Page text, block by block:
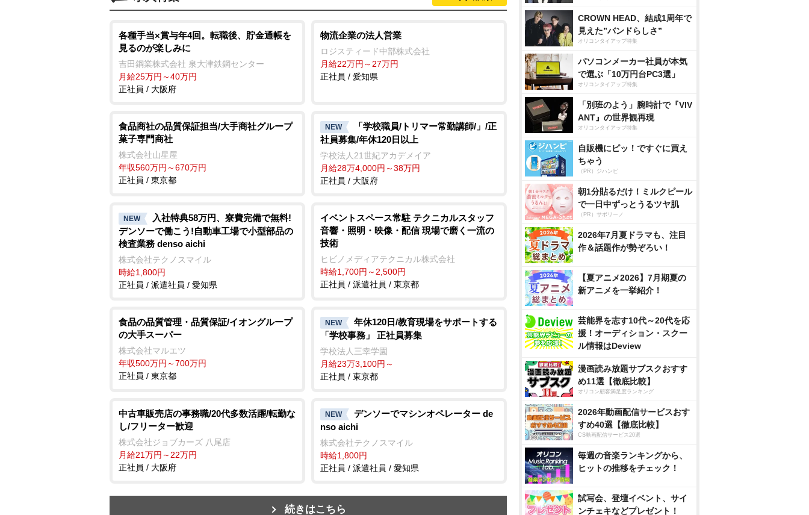
各種手当×賞与年4回。転職後、貯金通帳を
見るのが楽しみに
吉田鋼業株式会社 泉大津鉄鋼センター
月給25万円～40万円
正社員 / 大阪府
物流企業の法人営業
ロジスティード中部株式会社
月給22万円～27万円
正社員 / 愛知県
食品商社の品質保証担当/大手商社グループ
菓子専門商社
株式会社山星屋
年収560万円～670万円
正社員 / 東京都
NEW
「学校職員/トリマー常勤講師/」/正
社員募集/年休120日以上
学校法人21世紀アカデメイア
月給28万4,000円～38万円
正社員 / 大阪府
NEW
入社特典58万円、寮費完備で無料!
デンソーで働こう!自動車工場で小型部品の
検査業務 denso aichi
株式会社テクノスマイル
時給1,800円
正社員 / 派遣社員 / 愛知県
イベントスペース常駐 テクニカルスタッフ
音響・照明・映像・配信 現場で磨く一流の
技術
ヒビノメディアテクニカル株式会社
時給1,700円～2,500円
正社員 / 派遣社員 / 東京都
食品の品質管理・品質保証/イオングループ
の大手スーパー
株式会社マルエツ
年収500万円～700万円
正社員 / 東京都
NEW
年休120日/教育現場をサポートする
「学校事務」 正社員募集
学校法人三幸学園
月給23万3,100円～
正社員 / 東京都
中古車販売店の事務職/20代多数活躍/転勤な
し/フリーター歓迎
株式会社ジョブカーズ 八尾店
月給21万円～22万円
正社員 / 大阪府
NEW
デンソーでマシンオペレーター de
nso aichi
株式会社テクノスマイル
時給1,800円
正社員 / 派遣社員 / 愛知県
続きはこちら
CROWN HEAD、結成1周年で
見えた”バンドらしさ”
オリコンタイアップ特集
パソコンメーカー社員が本気
で選ぶ「10万円台PC3選」
オリコンタイアップ特集
「別班のよう」腕時計で『VIV
ANT』の世界観再現
オリコンタイアップ特集
自販機にピッ！ですぐに買え
ちゃう
（PR）ジハンピ
朝1分貼るだけ！ミルクピール
で一日中ずっとうるツヤ肌
（PR）サボリーノ
2026年7月夏ドラマも、注目
作＆話題作が勢ぞろい！
【夏アニメ2026】7月期夏の
新アニメを一挙紹介！
芸能界を志す10代～20代を応
援！オーディション・スクー
ル情報はDeview
漫画読み放題サブスクおすす
め11選【徹底比較】
オリコン顧客満足度ランキング
2026年動画配信サービスおす
すめ40選【徹底比較】
CS動画配信サービス20選
毎週の音楽ランキングから、
ヒットの推移をチェック！
試写会、登壇イベント、サイ
ンチェキなどプレゼント！